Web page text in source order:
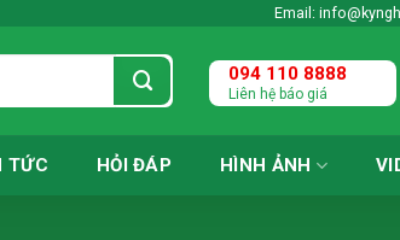
Email:
094 110 8888
Liên hệ báo giá
TỨC HỎI ĐÁP HÌNH ẢNH